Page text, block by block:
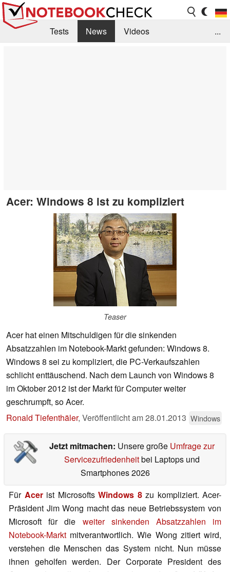
Tests News
Videos
...
Acer: Windows 8 ist zu kompliziert
Teaser
Acer hat einen Mitschuldigen für die sinkenden
Absatzzahlen im Notebook-Markt gefunden: Windows 8.
Windows 8 sei zu kompliziert, die PC-Verkaufszahlen
schlicht enttäuschend. Nach dem Launch von Windows 8
im Oktober 2012 ist der Markt für Computer weiter
geschrumpft, so Acer.
Ronald Tiefenthäler, Veröffentlicht am28.01.2013 Windows
Jetzt mitmachen: Unsere große Umfrage zur
Servicezufriedenheitbei Laptops und
Smartphones 2026
Für Acerist Microsofts Windows 8zu kompliziert. Acer-
Präsident Jim Wong macht das neue Betriebssystem von
Microsoft für die weiter sinkenden Absatzzahlen im
Notebook-Markt mitverantwortlich. Wie Wong zitiert wird,
verstehen die Menschen das System nicht. Nun müsse
ihnen geholfen werden. Der Corporate President des